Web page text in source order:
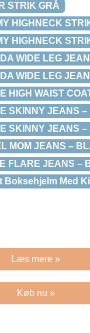
STRIK GRÅ
HIGHNECK
HIGHNECK
WIDE LEG
WIDE LEG
HIGH WAIST
SKINNY JEANS –
SKINNY JEANS –
MOM JEANS –
FLARE JEANS –
Boksehjelm Med
Læs mere »
Køb nu »